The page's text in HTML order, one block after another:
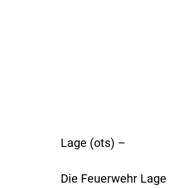
Lage (ots) –
Die Feuerwehr